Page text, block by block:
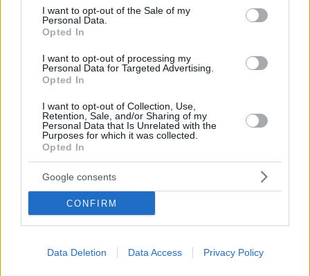
consent section.
I want to opt-out of the Sale of my
Personal Data.
Opted In
I want to opt-out of processing my
Personal Data for Targeted Advertising.
Opted In
I want to opt-out of Collection, Use,
Retention, Sale, and/or Sharing of my
Personal Data that Is Unrelated with the
Purposes for which it was collected.
Opted In
Google consents
CONFIRM
Data Deletion Data Access Privacy Policy
Legga anche:
La mostra Attila in arrivo in Ungheria, con la più grande
esposizione a tema unno in Europa degli ultimi decenni
Madame Tussauds a Budapest: Cosa sapere prima della visita
categoria eventi in Ungheria
ungheria
Your email address will not be published. Required fields are marked*